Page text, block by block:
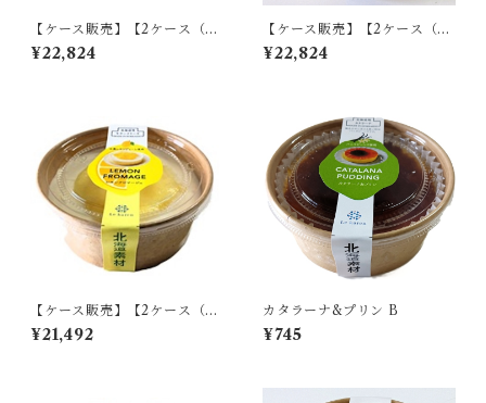
【ケース販売】【2ケース（計
36個入り）】カタラーナ&プ
リン B
¥22,824
【ケース販売】【2ケース（計
36個入り）】とろけるチーズ
ブラウニー B
¥22,824
【ケース販売】【2ケース（計
36個入り）】れもんフロマー
ジュ B
¥21,492
カタラーナ&プリン B
¥745